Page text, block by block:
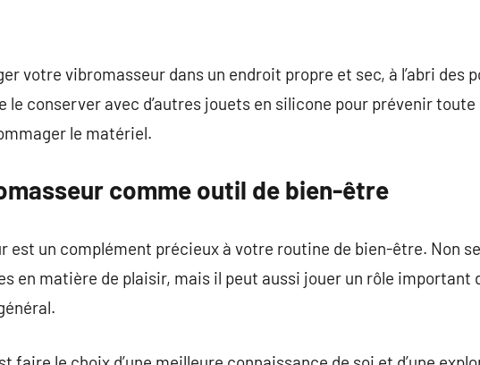
votre vibromasseur dans un endroit propre et sec, à l’abri des
le conserver avec d’autres jouets en silicone pour prévenir
le matériel.
comme outil de bien-être
est un complément précieux à votre routine de bien-être. Non
en matière de plaisir, mais il peut aussi jouer un rôle important